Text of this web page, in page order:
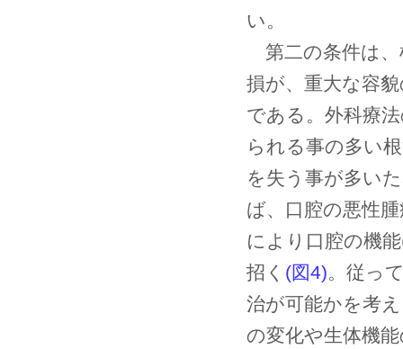
い。
第二の条件は、
損が、重大な容
である。外科療
られる事の多い
を失う事が多い
ば、口腔の悪性
により口腔の機
招く (図4)。従っ
治が可能かを考
の変化や生体機